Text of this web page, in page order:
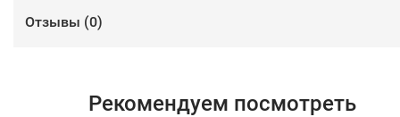
Отзывы (0)
Рекомендуем посмотреть